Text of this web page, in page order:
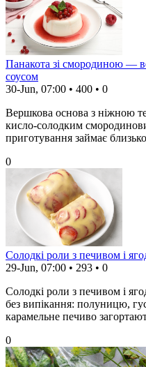
Панакота зі смородиною —
соусом
30-Jun, 07:00 • 400 • 0
Вершкова основа з ніжною
кисло-солодким
приготування займає
0
Солодкі роли з печивом і
29-Jun, 07:00 • 293 • 0
Солодкі роли з печивом і
без випікання: полуницю,
карамельне печиво
0